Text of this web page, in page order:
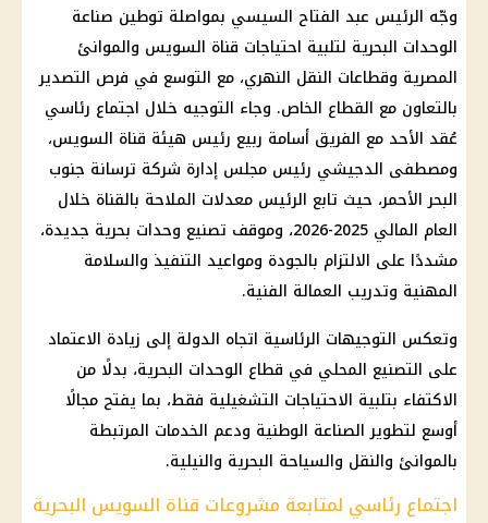
وجّه الرئيس عبد الفتاح السيسي بمواصلة توطين صناعة
الوحدات البحرية لتلبية احتياجات قناة السويس والموانئ
المصرية وقطاعات النقل النهري، مع التوسع في فرص التصدير
بالتعاون مع القطاع الخاص. وجاء التوجيه خلال اجتماع رئاسي
عُقد الأحد مع الفريق أسامة ربيع رئيس هيئة قناة السويس،
ومصطفى الدجيشي رئيس مجلس إدارة شركة ترسانة جنوب
البحر الأحمر، حيث تابع الرئيس معدلات الملاحة بالقناة خلال
العام المالي 2025-2026، وموقف تصنيع وحدات بحرية جديدة،
مشددًا على الالتزام بالجودة ومواعيد التنفيذ والسلامة
المهنية وتدريب العمالة الفنية.
وتعكس التوجيهات الرئاسية اتجاه الدولة إلى زيادة الاعتماد
على التصنيع المحلي في قطاع الوحدات البحرية، بدلًا من
الاكتفاء بتلبية الاحتياجات التشغيلية فقط، بما يفتح مجالًا
أوسع لتطوير الصناعة الوطنية ودعم الخدمات المرتبطة
بالموانئ والنقل والسياحة البحرية والنيلية.
اجتماع رئاسي لمتابعة مشروعات قناة السويس البحرية